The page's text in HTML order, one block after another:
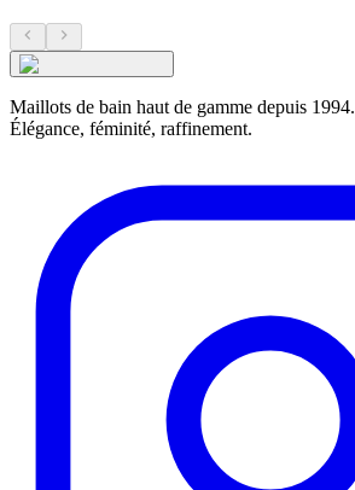
Maillots de bain haut de gamme depuis 1994.
Élégance, féminité, raffinement.